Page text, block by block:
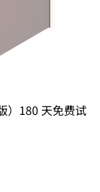
）180 天免费试